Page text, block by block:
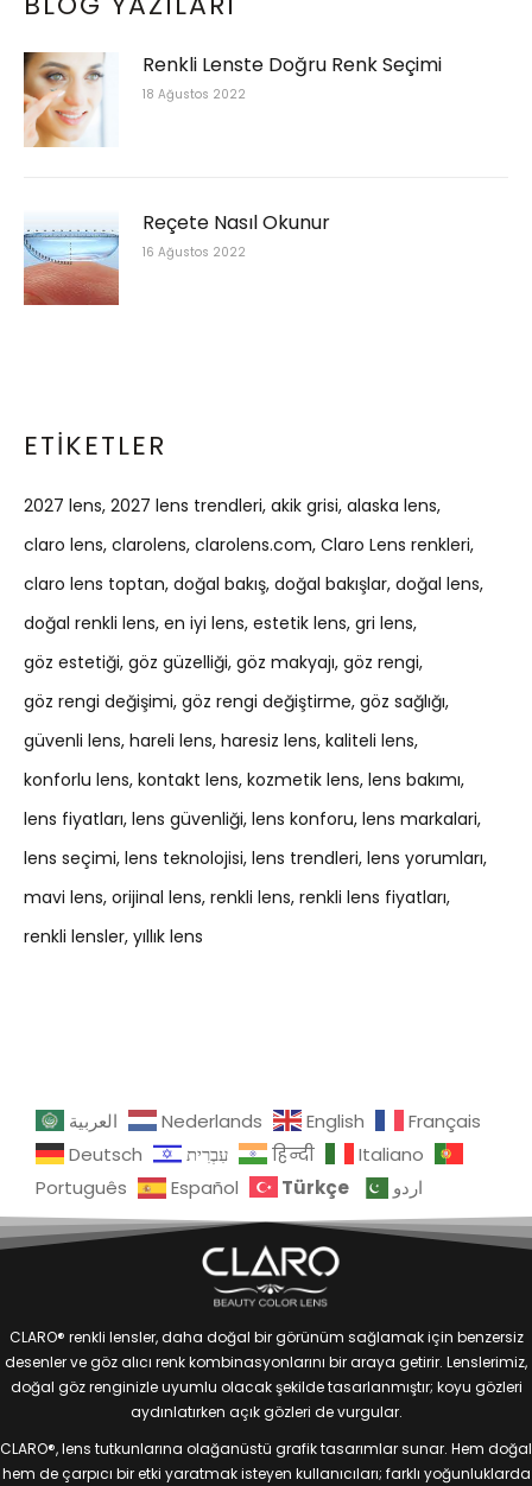
Renkli Lenste Doğru Renk Seçimi
18 Ağustos 2022
Reçete Nasıl Okunur
16 Ağustos 2022
ETIKETLER
2027 lens 2027 lens trendleri akik grisi alaska lens
claro lens clarolens clarolens.com Claro Lens renkleri
claro lens toptan doğal bakış doğal bakışlar doğal lens
doğal renkli lens en iyi lens estetik lens gri lens
göz estetiği göz güzelliği göz makyajı göz rengi
göz rengi değişimi göz rengi değiştirme göz sağlığı
güvenli lens hareli lens haresiz lens kaliteli lens
konforlu lens kontakt lens kozmetik lens lens bakımı
lens fiyatları lens güvenliği lens konforu lens markalari
lens seçimi lens teknolojisi lens trendleri lens yorumları
mavi lens orijinal lens renkli lens renkli lens fiyatları
renkli lensler yıllık lens
العربية Nederlands English
Français
Deutsch
עִבְרִית हिन्दी
Italiano
Português
Español Türkçe اردو
CLARO® renkli lensler, daha doğal bir görünüm sağlamak için benzersiz
desenler ve göz alıcı renk kombinasyonlarını bir araya getirir. Lenslerimiz,
doğal göz renginizle uyumlu olacak şekilde tasarlanmıştır; koyu gözleri
aydınlatırken açık gözleri de vurgular.
CLARO®, lens tutkunlarına olağanüstü grafik tasarımlar sunar. Hem doğal
hem de çarpıcı bir etki yaratmak isteyen kullanıcıları; farklı yoğunluklarda